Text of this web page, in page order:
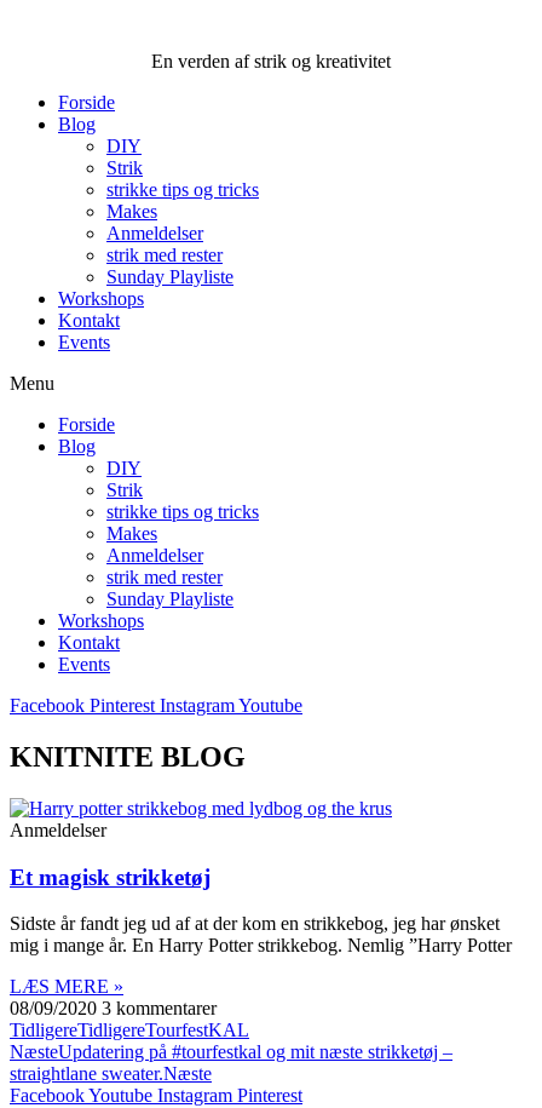
En verden af strik og kreativitet
Forside
Blog
DIY
Strik
strikke tips og tricks
Makes
Anmeldelser
strik med rester
Sunday Playliste
Workshops
Kontakt
Events
Menu
Forside
Blog
DIY
Strik
strikke tips og tricks
Makes
Anmeldelser
strik med rester
Sunday Playliste
Workshops
Kontakt
Events
Facebook Pinterest InstagramYoutube
KNITNITE BLOG
Anmeldelser
Et magisk strikketøj
Sidste år fandt jeg ud af at der kom en strikkebog, jeg har ønsket
mig i mange år. En Harry Potter strikkebog. Nemlig ”Harry Potter
LÆS MERE »
08/09/2020 3 kommentarer
TidligereTidligereTourfestKAL
NæsteUpdatering på #tourfestkal og mit næste strikketøj –
straightlane sweater.Næste
FacebookYoutube Instagram Pinterest